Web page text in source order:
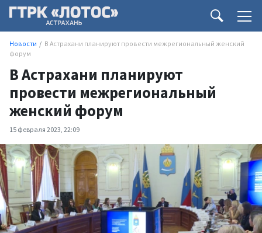
Новости
В Астрахани планируют провести межрегиональный женский
форум
В Астрахани планируют
провести межрегиональный
женский форум
15 февраля 2023, 22:09